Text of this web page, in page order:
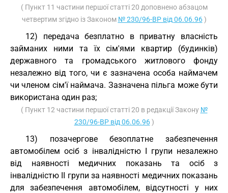
( Пункт 11 частини першої статті 20 доповнено абзацом
четвертим згідно із Законом № 230/96-ВР від 06.06.96)
12) передача безплатно в приватну власність
займаних ними та їх сім'ями квартир (будинків)
державного та громадського житлового фонду
незалежно від того, чи є зазначена особа наймачем
чи членом сім'ї наймача. Зазначена пільга може бути
використана один раз;
( Пункт 12 частини першої статті 20 в редакції Закону №
230/96-ВР від 06.06.96)
13) позачергове безоплатне забезпечення
автомобілем осіб з інвалідністю I групи незалежно
від наявності медичних показань та осіб з
інвалідністю II групи за наявності медичних показань
для забезпечення автомобілем, відсутності у них